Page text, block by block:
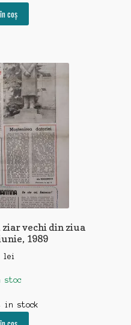
coș
vechi din ziua
1989
lei
stoc
in stock